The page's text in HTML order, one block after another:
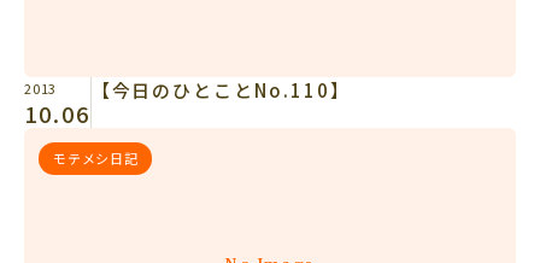
2013
10.06
【今日のひとことNo.110】
モテメシ日記